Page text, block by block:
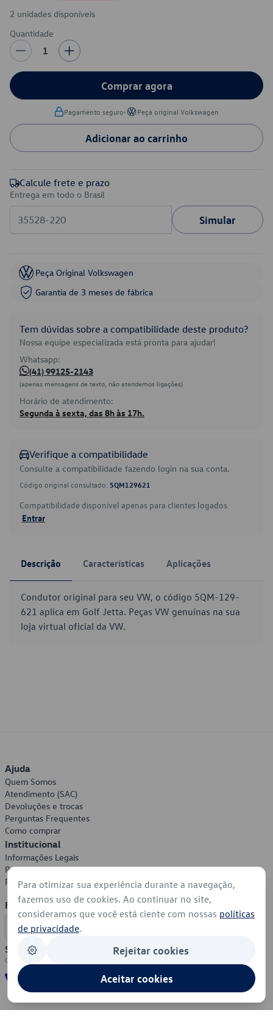
2 unidades disponíveis
Quantidade
1
Comprar agora
Pagamento seguro• Peça original Volkswagen
Adicionar ao carrinho
Calcule frete e prazo
Entrega em todo o Brasil
Simular
Peça Original Volkswagen
Garantia de 3 meses de fábrica
Tem dúvidas sobre a compatibilidade deste produto?
Nossa equipe especializada está pronta para ajudar!
Whatsapp:
(41) 99125-2143
(apenas mensagens de texto, não atendemos ligações)
Horário de atendimento:
Segunda à sexta, das 8h às 17h.
Verifique a compatibilidade
Consulte a compatibilidade fazendo login na sua conta.
Código original consultado: 5QM129621
Compatibilidade disponível apenas para clientes logados.
Entrar
Descrição Características Aplicações
Condutor original para seu VW, o código 5QM-129-
621 aplica em Golf Jetta. Peças VW genuínas na sua
loja virtual oficial da VW.
Ajuda
Quem Somos
Atendimento (SAC)
Devoluções e trocas
Perguntas Frequentes
Como comprar
Institucional
Informações Legais
Política de Privacidade
Política de Cookies
Formas de Pagamento
Segurança
Para otimizar sua experiência durante a navegação,
fazemos uso de cookies. Ao continuar no site,
consideramos que você está ciente com nossas políticas
de privacidade.
Rejeitar cookies
Aceitar cookies